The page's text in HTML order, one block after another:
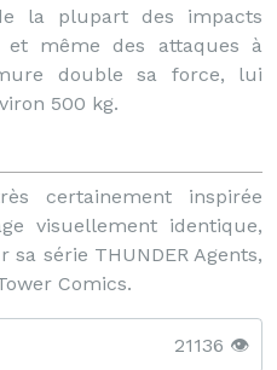
la plupart des impacts
et même des attaques à
double sa force, lui
500 kg.
certainement inspirée
visuellement identique,
série THUNDER Agents,
Comics.
21136 👁️